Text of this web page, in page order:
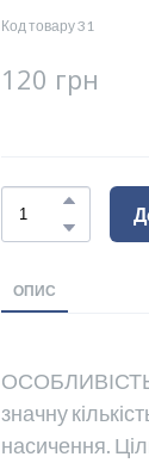
Код товару 31
120 грн
ОПИС
ОСОБЛИВІСТЬ:
значну
насичення.